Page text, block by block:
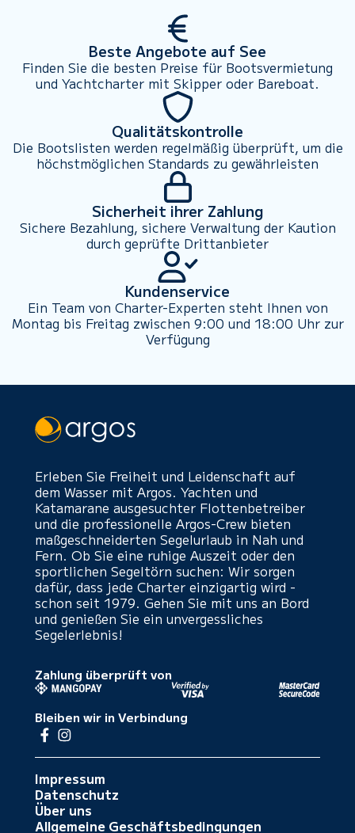
Beste Angebote auf See
Finden Sie die besten Preise für Bootsvermietung
und Yachtcharter mit Skipper oder Bareboat.
Qualitätskontrolle
Die Bootslisten werden regelmäßig überprüft, um die
höchstmöglichen Standards zu gewährleisten
Sicherheit ihrer Zahlung
Sichere Bezahlung, sichere Verwaltung der Kaution
durch geprüfte Drittanbieter
Kundenservice
Ein Team von Charter-Experten steht Ihnen von
Montag bis Freitag zwischen 9:00 und 18:00 Uhr zur
Verfügung
Erleben Sie Freiheit und Leidenschaft auf
dem Wasser mit Argos. Yachten und
Katamarane ausgesuchter Flottenbetreiber
und die professionelle Argos-Crew bieten
maßgeschneiderten Segelurlaub in Nah und
Fern. Ob Sie eine ruhige Auszeit oder den
sportlichen Segeltörn suchen: Wir sorgen
dafür, dass jede Charter einzigartig wird -
schon seit 1979. Gehen Sie mit uns an Bord
und genießen Sie ein unvergessliches
Segelerlebnis!
Zahlung überprüft von
Bleiben wir in Verbindung
Impressum
Datenschutz
Über uns
Allgemeine Geschäftsbedingungen